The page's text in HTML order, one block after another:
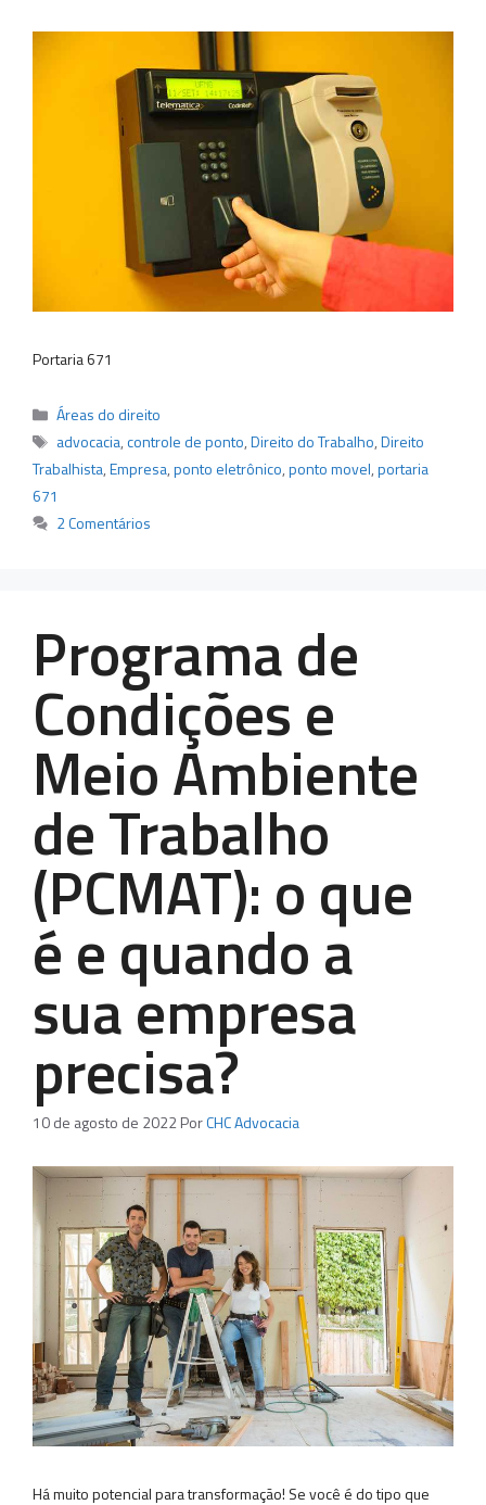
Portaria 671
Categorias
Áreas do direito
Tags
advocacia,controle de ponto,Direito do Trabalho,Direito
Trabalhista,Empresa,ponto eletrônico,ponto movel,portaria
671
2 Comentários
Programa de
Condições e
Meio Ambiente
de Trabalho
(PCMAT): o que
é e quando a
sua empresa
precisa?
10 de agosto de 2022PorCHC Advocacia
Há muito potencial para transformação! Se você é do tipo que